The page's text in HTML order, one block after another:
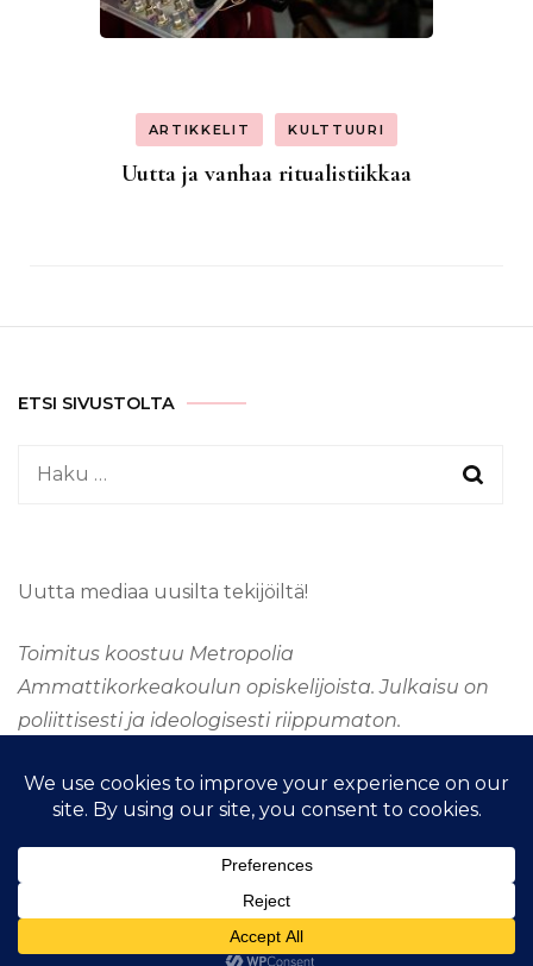
ARTIKKELIT KULTTUURI
Uutta ja vanhaa ritualistiikkaa
ETSI SIVUSTOLTA
Haku:
Uutta mediaa uusilta tekijöiltä!
Toimitus koostuu Metropolia
Ammattikorkeakoulun opiskelijoista. Julkaisu on
poliittisesti ja ideologisesti riippumaton.
&kopio; Tekijänoikeus 2026TAAJUUSMEDIA
oikeudet pidätetään.Fashion Stylist | KehittänytBlossom
WordPress